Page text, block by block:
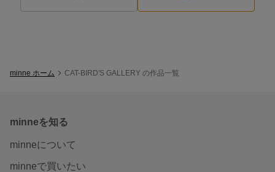
minne ホーム CAT-BIRD'S GALLERY の作品一覧
minneを知る
minneについて
minneで買いたい